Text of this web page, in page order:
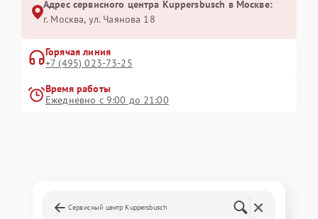
Адрес сервисного центра Kuppersbusch в Москве:
г. Москва, ул. Чаянова 18
Горячая линия
+7 (495) 023-73-25
Время работы
Ежедневно с 9:00 до 21:00
Сервисный центр Kuppersbusch